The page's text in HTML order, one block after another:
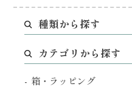
種類から探す
カテゴリから探す
箱・ラッピング